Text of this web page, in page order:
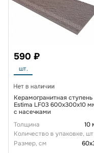
590 ₽
шт.
Керамогранитная ступень
Estima LF03 600x300x10
с насечками
Толщина
10
Количество в упаковке, шт
Размер, см